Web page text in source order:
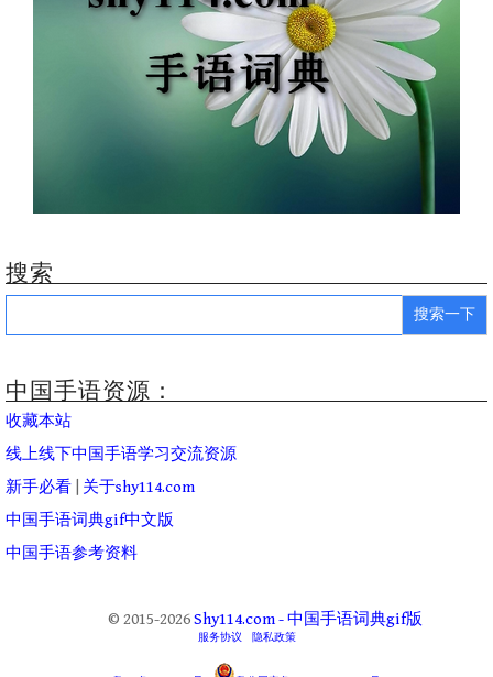
搜索
Search
中国手语资源：
收藏本站
线上线下中国手语学习交流资源
新手必看
关于shy114.com
中国手语词典gif中文版
中国手语参考资料
© 2015-2026Shy114.com - 中国手语词典gif版
服务协议 隐私政策